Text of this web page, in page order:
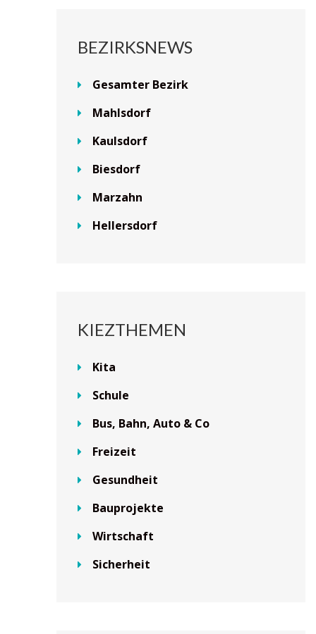
BEZIRKSNEWS
Gesamter Bezirk
Mahlsdorf
Kaulsdorf
Biesdorf
Marzahn
Hellersdorf
KIEZTHEMEN
Kita
Schule
Bus, Bahn, Auto & Co
Freizeit
Gesundheit
Bauprojekte
Wirtschaft
Sicherheit